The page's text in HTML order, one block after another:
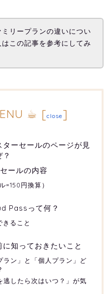
リープランの違いについ
この記事を参考にしてみ
☕︎ [close]
ターセールのページが見
ールの内容
=150円換算）
Passって何？
ること
知っておきたいこと
ン」と「個人プラン」ど
したら次はいつ？」が気